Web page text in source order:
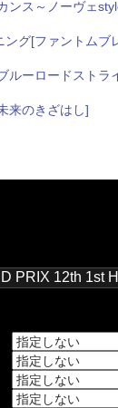
ンス～ノーヴェ
ング[ファントムブ
ルーロードストラ
来のきざはし]